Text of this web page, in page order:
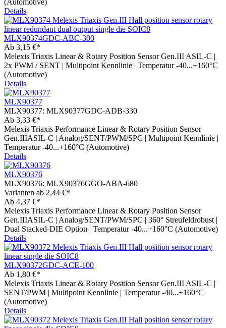
(Automotive)
Details
MLX90374GDC-ABC-300
Ab 3,15 €*
Melexis Triaxis Linear & Rotary Position Sensor Gen.III ASIL-C |
2x PWM / SENT | Multipoint Kennlinie | Temperatur -40...+160°C
(Automotive)
Details
MLX90377
MLX90377: MLX90377GDC-ADB-330
Ab 3,33 €*
Melexis Triaxis Performance Linear & Rotary Position Sensor
Gen.IIIASIL-C | Analog/SENT/PWM/SPC | Multipoint Kennlinie |
Temperatur -40...+160°C (Automotive)
Details
MLX90376
MLX90376: MLX90376GGO-ABA-680
Varianten ab 2,44 €*
Ab 4,37 €*
Melexis Triaxis Performance Linear & Rotary Position Sensor
Gen.IIIASIL-C | Analog/SENT/PWM/SPC | 360° Streufeldrobust |
Dual Stacked-DIE Option | Temperatur -40...+160°C (Automotive)
Details
MLX90372GDC-ACE-100
Ab 1,80 €*
Melexis Triaxis Linear & Rotary Position Sensor Gen.III ASIL-C |
SENT/PWM | Multipoint Kennlinie | Temperatur -40...+160°C
(Automotive)
Details